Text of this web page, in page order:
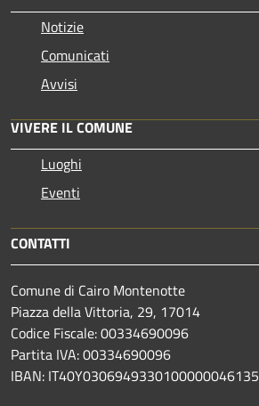
Notizie
Comunicati
Avvisi
VIVERE IL COMUNE
Luoghi
Eventi
CONTATTI
Comune di Cairo Montenotte
Piazza della Vittoria, 29, 17014
Codice Fiscale: 00334690096
Partita IVA: 00334690096
IBAN: IT40Y0306949330100000046135